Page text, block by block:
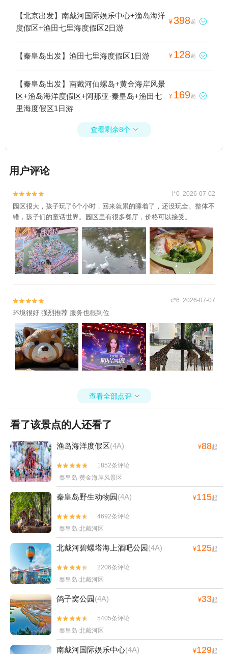
【北京出发】南戴河国际娱乐中心+渔岛海洋
度假区+渔田七里海度假区2日游
¥398起 
【秦皇岛出发】渔田七里海度假区1日游 ¥ 128起 
【秦皇岛出发】南戴河仙螺岛+黄金海岸风景
区+渔岛海洋度假区+阿那亚·秦皇岛+渔田七
里海度假区1日游
¥ 169起 
查看剩余8个 
用户评论

 l*0 2026-07-02
园区很大，孩子玩了6个小时，回来就累的睡着了，还没玩全。整体不
错，孩子们的童话世界。园区里有很多餐厅，价格可以接受。

 c*6 2026-07-07
环境很好 强烈推荐 服务也很到位
查看全部点评 
看了该景点的人还看了
渔岛海洋度假区(4A) ¥88起


1852条评论
秦皇岛·黄金海岸风景区
秦皇岛野生动物园(4A) ¥115起


4692条评论
秦皇岛·北戴河区
北戴河碧螺塔海上酒吧公园(4A) ¥125起


2206条评论
秦皇岛·北戴河区
鸽子窝公园(4A) ¥33起


5405条评论
秦皇岛·北戴河区
南戴河国际娱乐中心(4A) ¥129起